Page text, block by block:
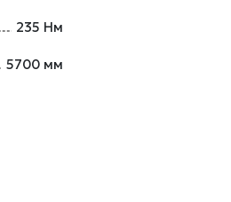
235 Нм
5700 мм